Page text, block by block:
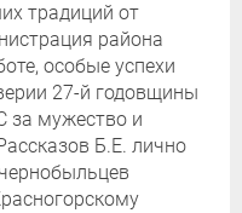
традиций от
района
особые успехи
27-й годовщины
за мужество и
Б.Е. лично